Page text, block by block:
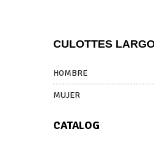
CULOTTES
HOMBRE
MUJER
CATALOG